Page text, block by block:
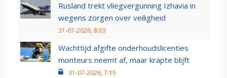
Rusland trekt vliegvergunning Izhavia in
wegens zorgen over veiligheid
31-07-2026, 8:03
Wachttijd afgifte onderhoudslicenties
monteurs neemt af, maar krapte blijft
31-07-2026, 7:15